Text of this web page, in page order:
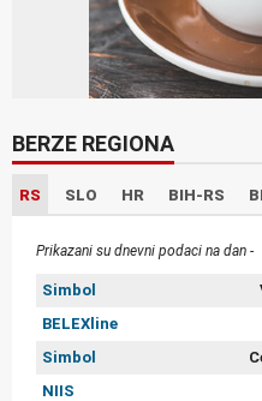
BERZE REGIONA
RS SLO HR BIH-RS
Prikazani su dnevni podaci na dan -
Simbol
BELEXline
Simbol
NIIS